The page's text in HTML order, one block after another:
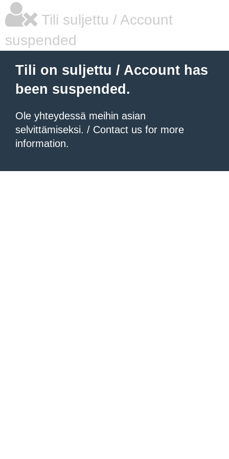
Tili suljettu / Account
suspended
Tili on suljettu / Account has
been suspended.
Ole yhteydessä meihin asian
selvittämiseksi. / Contact us for more
information.